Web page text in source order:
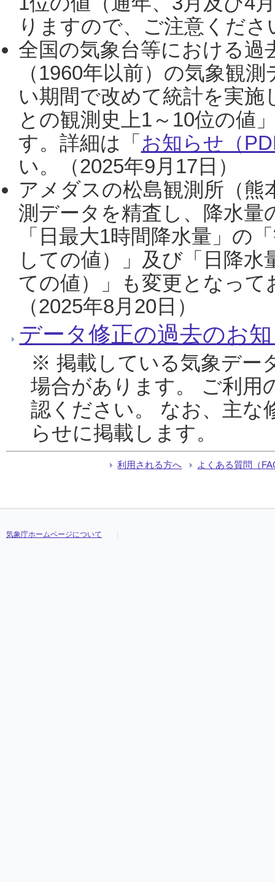
りますので、ご注意くだ
全国の気象台等における過
（1960年以前）の気象観
い期間で改めて統計を実
との観測史上1～10位の値
す。詳細は「 お知らせ（
い。（2025年9月17日）
アメダスの松島観測所（熊
測データを精査し、降水
「日最大1時間降水量」の
しての値）」及び「日降
ての値）」も変更となっ
（2025年8月20日）
データ修正の過去のお
※ 掲載している気象デー
場合があります。 ご利用
認ください。 なお、主な
らせに掲載します。
利用される方へ よくある質問（
気象庁ホームページについて